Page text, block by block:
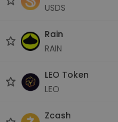
USDS
Rain
RAIN
LEO Token
LEO
Zcash